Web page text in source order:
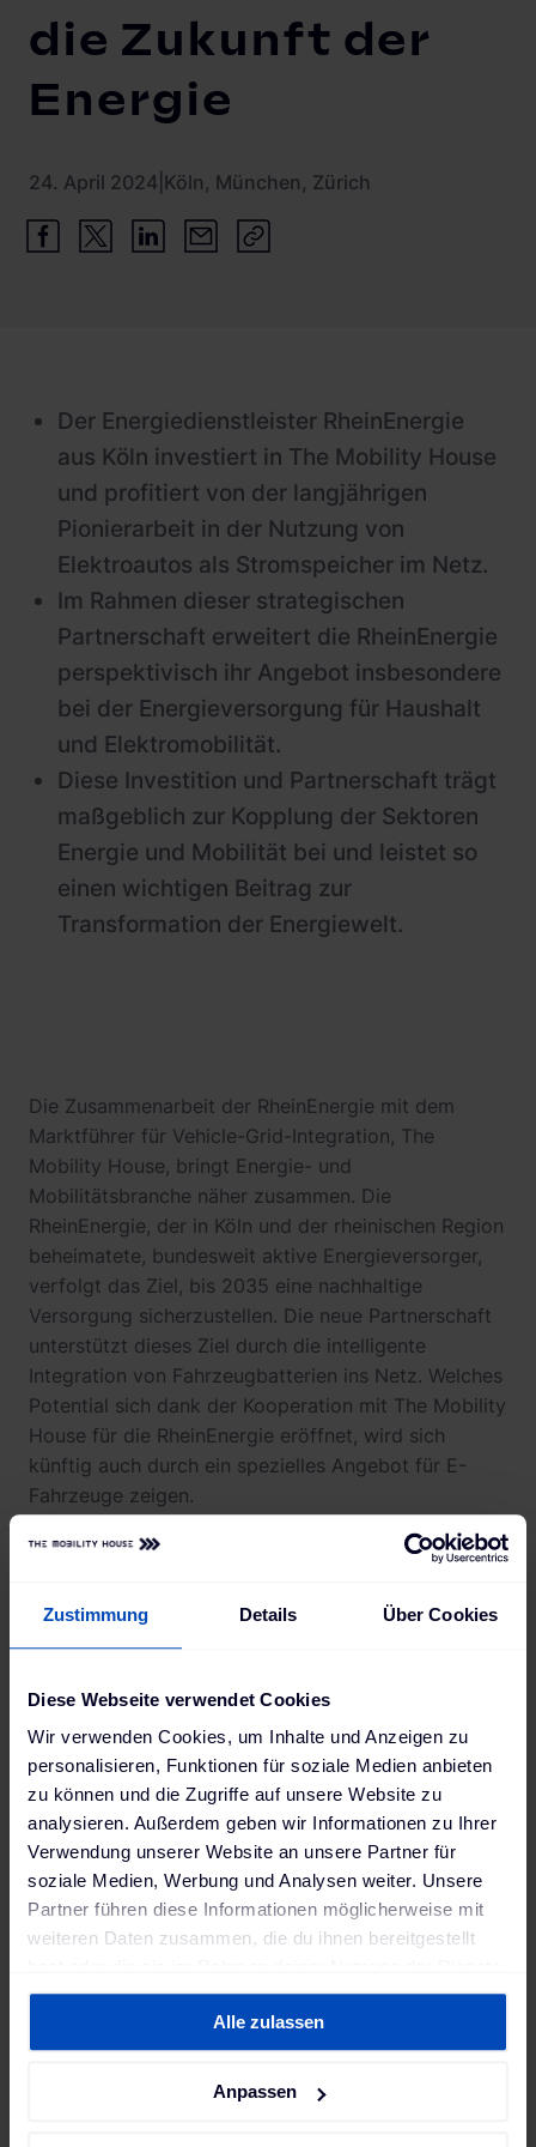
Zustimmung Details Über Cookies
Diese Webseite verwendet Cookies
Wir verwenden Cookies, um Inhalte und Anzeigen zu
personalisieren, Funktionen für soziale Medien anbieten
zu können und die Zugriffe auf unsere Website zu
analysieren. Außerdem geben wir Informationen zu Ihrer
Verwendung unserer Website an unsere Partner für
soziale Medien, Werbung und Analysen weiter. Unsere
Partner führen diese Informationen möglicherweise mit
weiteren Daten zusammen, die du ihnen bereitgestellt
gesammelt haben. Weitere Informationen findest du in
Datenschutzerklärungund unserem
Impressum.
Alle zulassen
Anpassen
die Zukunft der
Energie
24. April 2024 Köln, München, Zürich
Der Energiedienstleister RheinEnergie
aus Köln investiert in The Mobility House
und profitiert von der langjährigen
Pionierarbeit in der Nutzung von
Elektroautos als Stromspeicher im Netz.
Im Rahmen dieser strategischen
Partnerschaft erweitert die RheinEnergie
perspektivisch ihr Angebot insbesondere
bei der Energieversorgung für Haushalt
und Elektromobilität.
Diese Investition und Partnerschaft trägt
maßgeblich zur Kopplung der Sektoren
Energie und Mobilität bei und leistet so
einen wichtigen Beitrag zur
Transformation der Energiewelt.
Die Zusammenarbeit der RheinEnergie mit dem
Marktführer für Vehicle-Grid-Integration, The
Mobility House, bringt Energie- und
Mobilitätsbranche näher zusammen. Die
RheinEnergie, der in Köln und der rheinischen Region
beheimatete, bundesweit aktive Energieversorger,
verfolgt das Ziel, bis 2035 eine nachhaltige
Versorgung sicherzustellen. Die neue Partnerschaft
unterstützt dieses Ziel durch die intelligente
Integration von Fahrzeugbatterien ins Netz. Welches
Potential sich dank der Kooperation mit The Mobility
House für die RheinEnergie eröffnet, wird sich
künftig auch durch ein spezielles Angebot für E-
Fahrzeuge zeigen.
"Diese strategische Allianz ist ein wichtiger
Mobility House an unserer Seite gewinnen
wir Expertise und einen erheblich
erweiterten Gestaltungsspielraum
insbesondere bei digitalen und vernetzten
Services rund um die Immobilie und die
Mobilität."
Andreas Feicht ,
"Wir freuen uns, die RheinEnergie als